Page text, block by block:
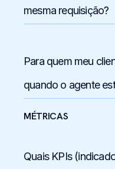
mesma requisição?
Para quem meu
quando o agente
MÉTRICAS
Quais KPIs